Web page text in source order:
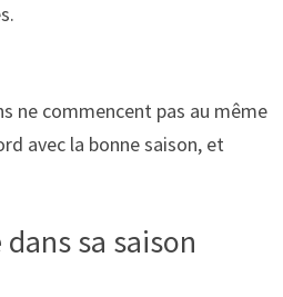
ne commencent pas au même
avec la bonne saison, et
sa saison